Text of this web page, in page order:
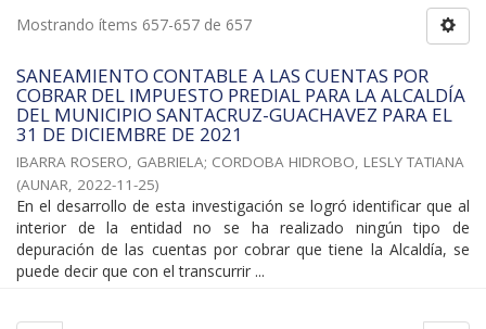
Mostrando ítems 657-657 de 657
SANEAMIENTO CONTABLE A LAS CUENTAS POR
COBRAR DEL IMPUESTO PREDIAL PARA LA ALCALDÍA
DEL MUNICIPIO SANTACRUZ-GUACHAVEZ PARA EL
31 DE DICIEMBRE DE 2021
IBARRA ROSERO, GABRIELA; CORDOBA HIDROBO, LESLY TATIANA
(AUNAR, 2022-11-25)
En el desarrollo de esta investigación se logró identificar que al
interior de la entidad no se ha realizado ningún tipo de
depuración de las cuentas por cobrar que tiene la Alcaldía, se
puede decir que con el transcurrir ...